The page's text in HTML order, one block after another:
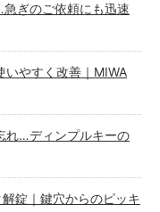
急ぎのご依頼にも迅速
いやすく改善｜MIWA
れ…ディンプルキーの
解錠｜鍵穴からのピッキ